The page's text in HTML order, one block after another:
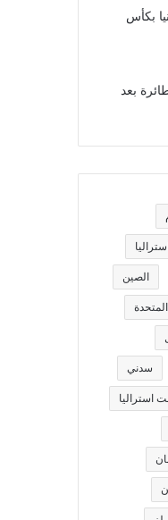
بكأس
بعد
الصين
سدني
استراليا